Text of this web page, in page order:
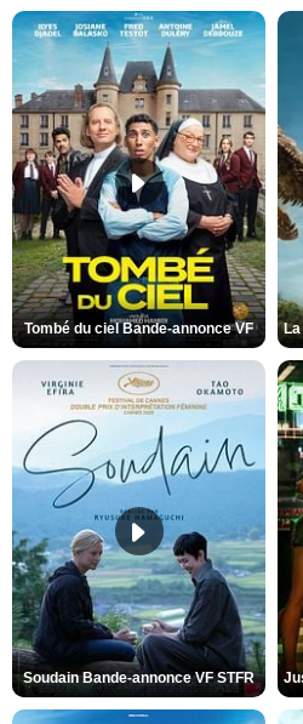
Tombé du ciel Bande-annonce VF
Soudain Bande-annonce VF STFR